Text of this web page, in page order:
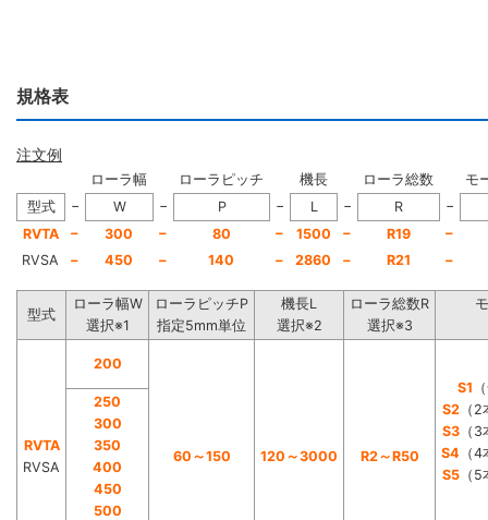
規格表
注文例
ローラ幅 ローラピッチ 機長 ローラ総数
モ
型式
− W − P − L − R
−
RVTA
− 300 − 80 − 1500 − R19
−
RVSA
− 450 − 140 − 2860 − R21 −
型式
ローラ幅W
選択※1
ローラピッチP
指定5mm単位
機長L
選択※2
ローラ総数R
選択※3
RVTA
RVSA
200
60～150 120～3000 R2～R50
S1
S2（2
S3（3
S4 （
S5（5
250
300
350
400
450
500